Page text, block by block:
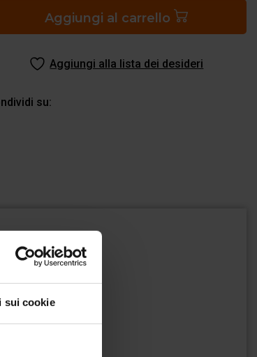
sui cookie
Aggiungi al carrello
Aggiungi alla lista dei desideri
su: